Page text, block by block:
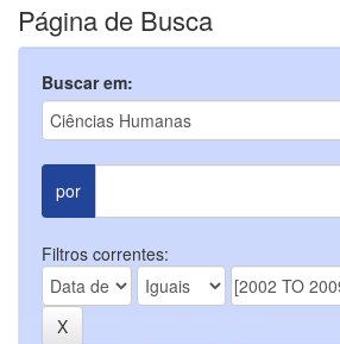
Página de Busca
Buscar em:
por
Filtros correntes: